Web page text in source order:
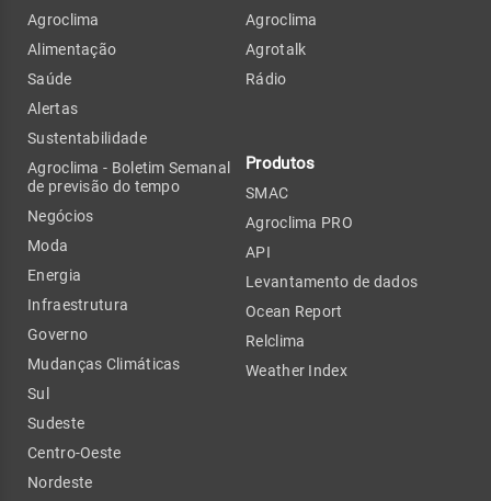
Agroclima
Alimentação
Saúde
Alertas
Sustentabilidade
Agroclima - Boletim Semanal
de previsão do tempo
Negócios
Moda
Energia
Infraestrutura
Governo
Mudanças Climáticas
Sul
Sudeste
Centro-Oeste
Nordeste
Agroclima
Agrotalk
Rádio
Produtos
SMAC
Agroclima PRO
API
Levantamento de dados
Ocean Report
Relclima
Weather Index